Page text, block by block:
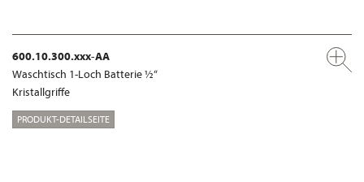
600.10.300.xxx-AA
Waschtisch 1-Loch Batterie ½“
Kristallgriffe
PRODUKT-DETAILSEITE